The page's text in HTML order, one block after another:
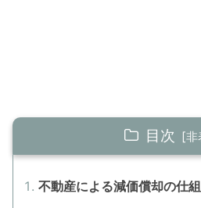
目次
不動産による減価償却の仕